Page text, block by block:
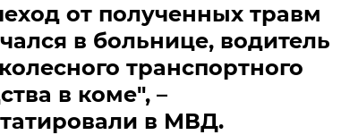
от полученных травм
в больнице, водитель
транспортного
в коме", –
в МВД.